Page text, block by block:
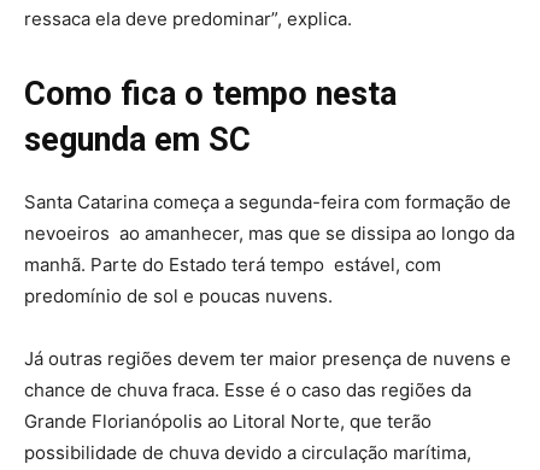
ressaca ela deve predominar”, explica.
Como fica o tempo nesta
segunda em SC
Santa Catarina começa a segunda-feira com formação de
nevoeiros ao amanhecer, mas que se dissipa ao longo da
manhã. Parte do Estado terá tempo estável, com
predomínio de sol e poucas nuvens.
Já outras regiões devem ter maior presença de nuvens e
chance de chuva fraca. Esse é o caso das regiões da
Grande Florianópolis ao Litoral Norte, que terão
possibilidade de chuva devido a circulação marítima,